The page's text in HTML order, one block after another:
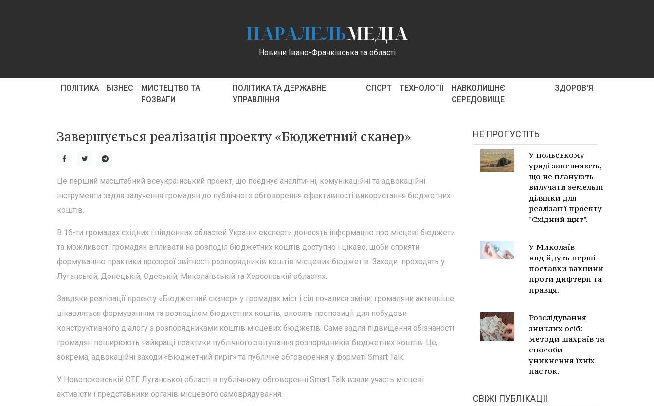
ПАРАЛЕЛЬМЕДІА
Новини Івано-Франківська та області
ПОЛІТИКА БІЗНЕС
МИСТЕЦТВО ТА
РОЗВАГИ
ПОЛІТИКА ТА ДЕРЖАВНЕ
УПРАВЛІННЯ
СПОРТ ТЕХНОЛОГІЇ
НАВКОЛИШНЄ
СЕРЕДОВИЩЕ
ЗДОРОВ'Я
Завершується реалізація проекту «Бюджетний сканер»
Це перший масштабний всеукраїнський проект, що поєднує аналітичні, комунікаційні та адвокаційні
інструменти задля залучення громадян до публічного обговорення ефективності використання бюджетних
коштів.
В 16-ти громадах східних і південних областей України експерти доносять інформацію про місцеві бюджети
та можливості громадян впливати на розподіл бюджетних коштів доступно і цікаво, щоби сприяти
формуванню практики прозорої звітності розпорядників коштів місцевих бюджетів. Заходи проходять у
Луганській, Донецькій, Одеській, Миколаївській та Херсонській областях.
Завдяки реалізації проекту «Бюджетний сканер» у громадах міст і сіл почалися зміни: громадяни активніше
цікавляться формуванням та розподілом бюджетних коштів, вносять пропозиції для побудови
конструктивного діалогу з розпорядниками коштів місцевих бюджетів. Саме задля підвищення обізнаності
громадян поширюють найкращі практики публічного звітування розпорядників бюджетних коштів. Це,
зокрема, адвокаційні заходи «Бюджетний пиріг» та публічне обговорення у форматі Smart Talk.
У Новопсковській ОТГ Луганської області в публічному обговоренні Smart Talk взяли участь місцеві
активісти і представники органів місцевого самоврядування.
НЕ ПРОПУСТІТЬ
У польському
уряді запевняють,
що не планують
вилучати земельні
ділянки для
реалізації проекту
"Східний щит".
У Миколаїв
надійдуть перші
поставки вакцини
проти дифтерії та
правця.
Розслідування
зниклих осіб:
методи шахраїв та
способи
уникнення їхніх
пасток.
СВІЖІ ПУБЛІКАЦІЇ